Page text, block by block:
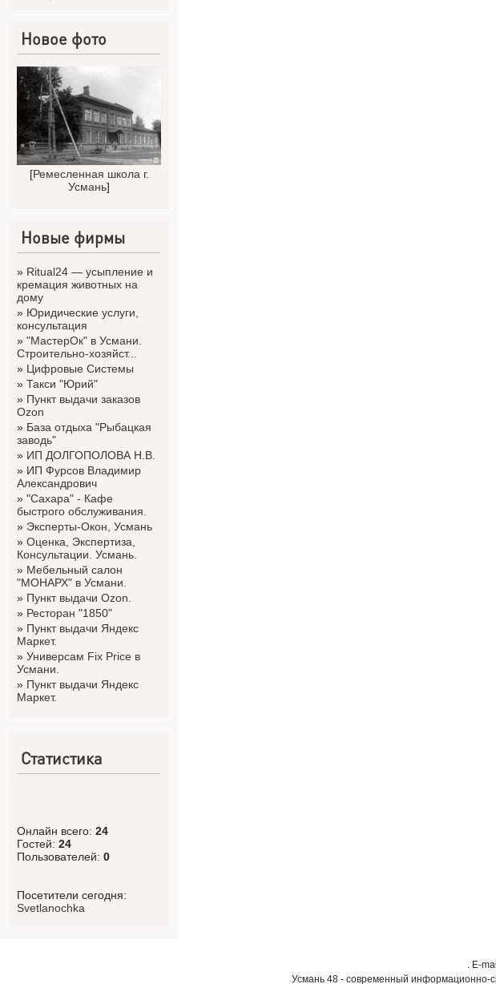
Новое фото
[Ремесленная школа г.
Усмань]
Новые фирмы
» Ritual24 — усыпление и
кремация животных на
дому
» Юридические услуги,
консультация
» "МастерОк" в Усмани.
Строительно-хозяйст...
» Цифровые Системы
» Такси "Юрий"
» Пункт выдачи заказов
Ozon
» База отдыха "Рыбацкая
заводь"
» ИП ДОЛГОПОЛОВА Н.В.
» ИП Фурсов Владимир
Александрович
» "Сахара" - Кафе
быстрого обслуживания.
» Эксперты-Окон, Усмань
» Оценка, Экспертиза,
Консультации. Усмань.
» Мебельный салон
"МОНАРХ" в Усмани.
» Пункт выдачи Ozon.
» Ресторан "1850"
» Пункт выдачи Яндекс
Маркет.
» Универсам Fix Price в
Усмани.
» Пункт выдачи Яндекс
Маркет.
Статистика
Онлайн всего: 24
Гостей: 24
Пользователей: 0
Посетители сегодня:
Svetlanоchka
. Е-
Усмань 48 - современный информационно-